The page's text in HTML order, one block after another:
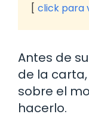
click para
Antes de
de la
sobre el
hacerlo.